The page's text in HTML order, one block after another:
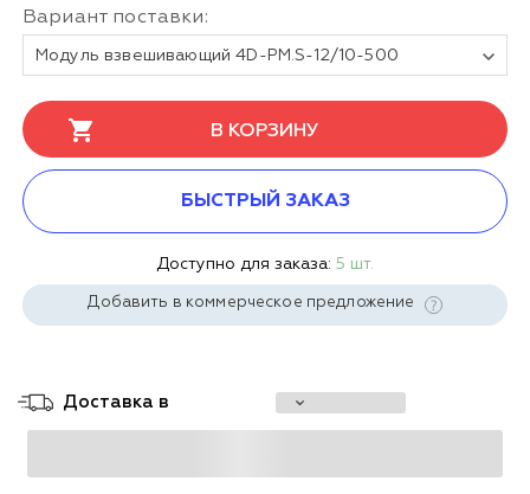
Вариант поставки:
Модуль взвешивающий 4D-PМ.S-12/10-500
В КОРЗИНУ
БЫСТРЫЙ ЗАКАЗ
Доступно для заказа: 5 шт.
Добавить в коммерческое предложение
Доставка в